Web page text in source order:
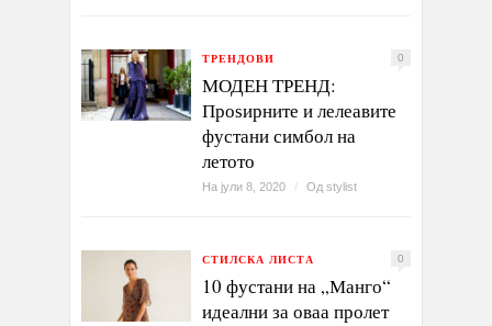
ТРЕНДОВИ 0
МОДЕН ТРЕНД:
Проѕирните и лелеавите
фустани симбол на
летото
На јули 8, 2020 / Од stylist
СТИЛСКА ЛИСТА 0
10 фустани на „Манго“
идеални за оваа пролет